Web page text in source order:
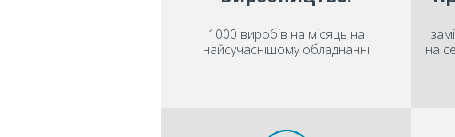
1000 виробів на місяць на
найсучаснішому обладнанні
на